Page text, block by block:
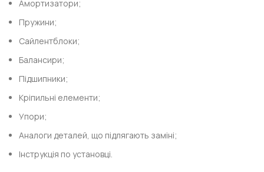
Амортизатори;
Пружини;
Сайлентблоки;
Балансири;
Підшипники;
Кріпильні елементи;
Упори;
Аналоги деталей, що підлягають заміні;
Інструкція по установці.